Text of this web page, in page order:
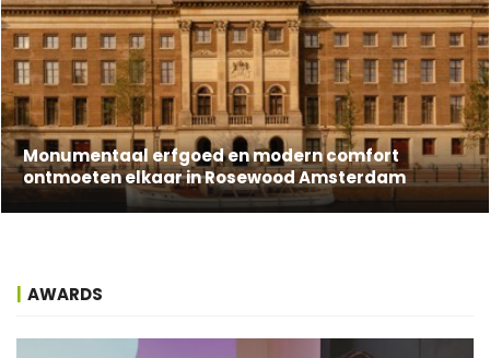
Monumentaal erfgoed en modern comfort
ontmoeten elkaar in Rosewood Amsterdam
AWARDS